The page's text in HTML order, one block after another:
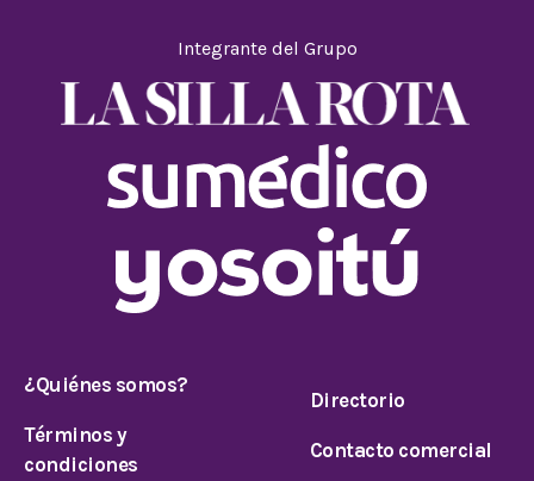
Integrante del Grupo
¿Quiénes somos?
Términos y
condiciones
Directorio
Contacto comercial